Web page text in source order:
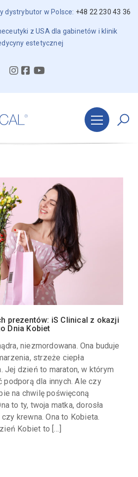
dystrybutor w Polsce: +48 22 230 43 36
z USA dla gabinetów i klinik
estetycznej
prezentów: iS Clinical z okazji
Dnia Kobiet
niezmordowana. Ona buduje
strzeże ciepła
Jej dzień to maraton, w którym
podporą dla innych. Ale czy
na chwilę poświęconą
to ty, twoja matka, dorosła
krewna. Ona to Kobieta.
Kobiet to […]